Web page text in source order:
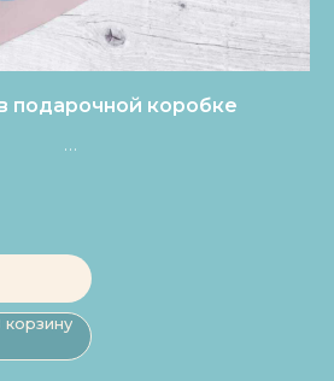
подарочной коробке
корзину